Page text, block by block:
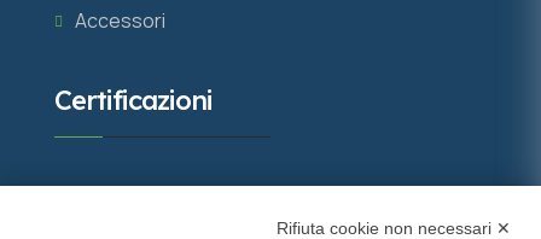
Accessori
Certificazioni
Rifiuta cookie non necessari ✕